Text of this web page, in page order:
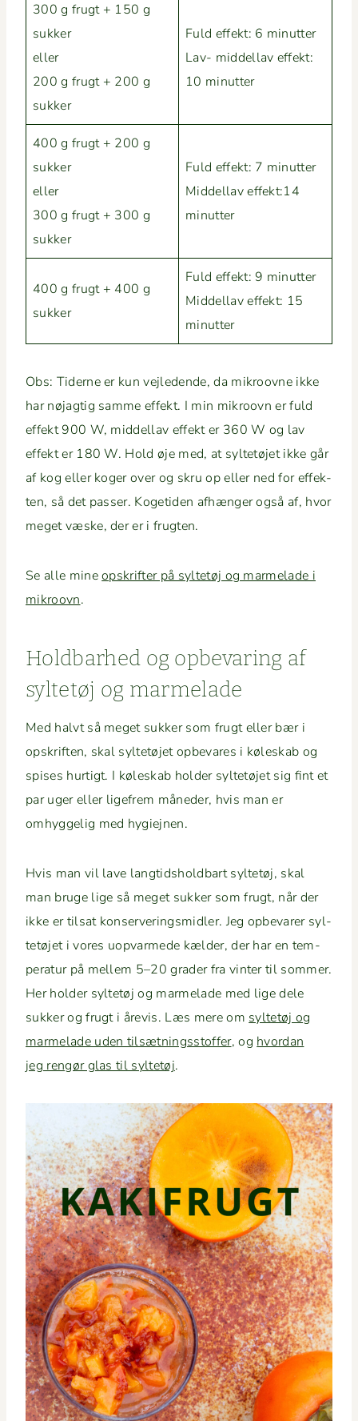
300 g frugt + 150 g
sukker
eller
200 g frugt + 200 g
sukker
Fuld effekt: 6 min­ut­ter
Lav- mid­dellav effekt:
10 minutter
400 g frugt + 200 g
sukker
eller
300 g frugt + 300 g
sukker
Fuld effekt: 7 min­ut­ter
Mid­dellav effekt:14
minutter
400 g frugt + 400 g
sukker
Fuld effekt: 9 min­ut­ter
Mid­dellav effekt: 15
minutter
Obs: Tiderne er kun vejle­dende, da mikroovne ikke
har nøjagtig samme effekt. I min mikroovn er fuld
effekt 900 W, mid­dellav effekt er 360 W og lav
effekt er 180 W. Hold øje med, at syl­tetø­jet ikke går
af kog eller koger over og skru op eller ned for effek­
ten, så det pass­er. Koge­ti­den afhænger også af, hvor
meget væske, der er i frugten.
Se alle mineopskrifter på syl­tetøj og marme­lade i
mikroovn.
Hold­barhed og opbe­var­ing af
syl­tetøj og marmelade
Med halvt så meget sukker som frugt eller bær i
opskriften, skal syl­tetø­jet opbe­vares i køleskab og
spis­es hur­tigt. I køleskab hold­er syl­tetø­jet sig fint et
par uger eller lige­frem måned­er, hvis man er
omhyggelig med hygiejnen.
Hvis man vil lave langtid­sh­old­bart syl­tetøj, skal
man bruge lige så meget sukker som frugt, når der
ikke er tilsat kon­server­ingsmi­dler. Jeg opbe­var­er syl­
tetø­jet i vores uop­varmede kælder, der har en tem­
per­atur på mellem 5–20 grad­er fra vin­ter til som­mer.
Her hold­er syl­tetøj og marme­lade med lige dele
sukker og frugt i åre­vis. Læs mere om syl­tetøj og
marme­lade uden tilsæt­ningsstof­fer, og hvor­dan
jeg rengør glas til syl­tetøj.